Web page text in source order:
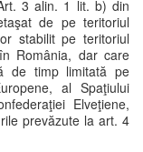
3 alin. 1 lit. b) din
de pe teritoriul
stabilit pe teritoriul
România, dar care
de timp limitată pe
al Spaţiului
Elveţiene,
prevăzute la art. 4